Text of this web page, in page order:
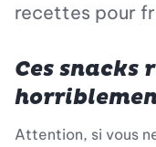
recettes pour
Ces snacks
Attention, si vous